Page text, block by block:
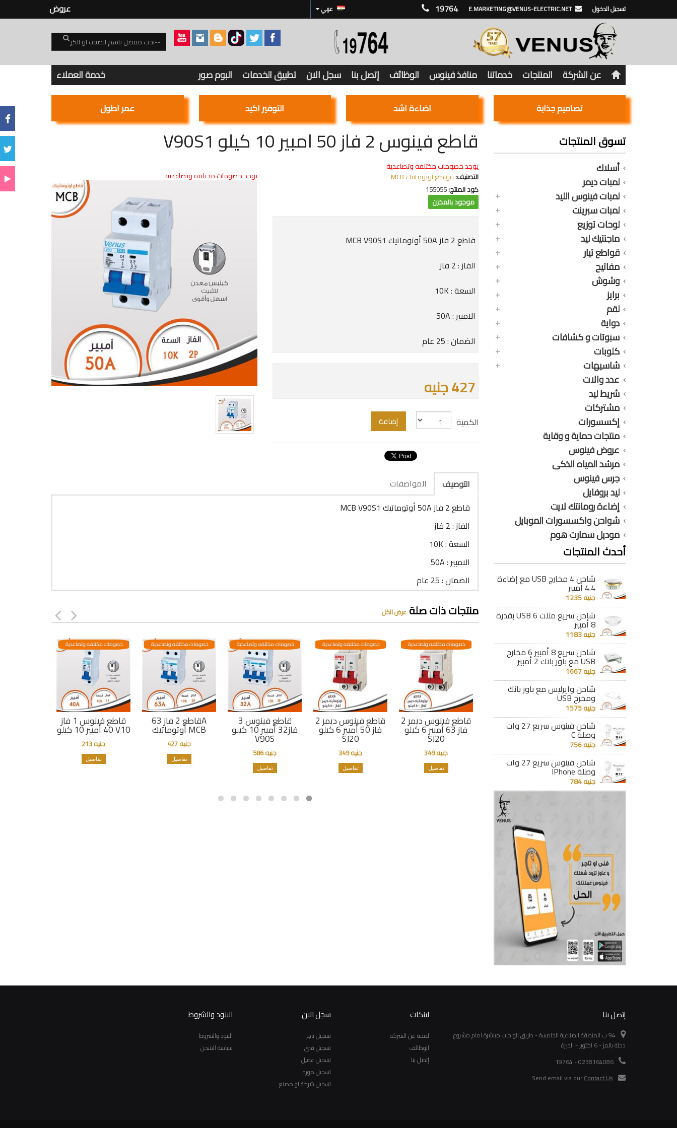
19764 E.MARKETING@VENUS-ELECTRIC.NET تسجيل الدخول عربي عروض
عن الشركة المنتجات خدماتنا منافذ فينوس الوظائف إتصل بنا سجل الان تطبيق الخدمات البوم صور خدمة العملاء
تصاميم جذابة اضاءة اشد التوفير اكيد عمر اطول
تسوق المنتجات
أسلاك
لمبات ديمر
لمبات فينوس الليد
لمبات سبرينت
لوحات توزيع
ماجنتيك ليد
قواطع تيار
مفاتيح
وشوش
برايز
لقم
دواية
سبوتات و كشافات
كلوبات
شاسيهات
عدد والات
شريط ليد
مشتركات
إكسسورات
منتجات حماية و وقاية
عروض فينوس
مرشد المياه الذكى
جرس فينوس
ليد بروفايل
إضاءة رومانتك لايت
شواحن واكسسورات الموبايل
موديل سمارت هوم
أحدث المنتجات
شاحن 4 مخارج USB مع إضاءة
4.4 أمبير
جنيه 1235
شاحن سريع مثلث 6 USB بقدرة
8 أمبير
جنيه 1183
شاحن سريع 8 أمبير 6 مخارج
USB مع باور بانك 2 أمبير
جنيه 1667
شاحن وايرليس مع باور بانك
ومخرج USB
جنيه 1575
شاحن فينوس سريع 27 وات
وصلة C
جنيه 756
شاحن فينوس سريع 27 وات
وصلة IPhone
جنيه 784
قاطع فينوس 2 فاز 50 امبير 10 كيلو V90S1
يوجد خصومات مختلفه وتصاعدية
التصنيف:قواطع أوتوماتيك MCB
كود المنتج:155055
موجود بالمخزن
قاطع 2 فاز 50A أوتوماتيك MCB V90S1
الفاز : 2 فاز
السعة : 10K
الامبير : 50A
الضمان : 25 عام
427 جنيه
الكمية إضافة
يوجد خصومات مختلفه وتصاعدية
التوصيف
المواصفات
قاطع 2 فاز 50A أوتوماتيك MCB V90S1
الفاز : 2 فاز
السعة : 10K
الامبير : 50A
الضمان : 25 عام
منتجات ذات صلةعرض الكل
قاطع فينوس 1 فاز
40 أمبير 10 كيلو V10
خصومات مختلفه وتصاعدية
جنيه 213
تفاصيل
قاطع 2 فاز 63A
أوتوماتيك MCB
خصومات مختلفه وتصاعدية
جنيه 427
تفاصيل
قاطع فينوس 3
فاز32 أمبير 10 كيلو
V90S
خصومات مختلفه وتصاعدية
جنيه 586
تفاصيل
قاطع فينوس ديمر 2
فاز 50 أمبير 6 كيلو
SJ20
خصومات مختلفه وتصاعدية
جنيه 349
تفاصيل
قاطع فينوس ديمر 2
فاز 63 أمبير 6 كيلو
SJ20
خصومات مختلفه وتصاعدية
جنيه 349
تفاصيل
فاز 40 أمبير 6 كيلو
خصومات مختلفه وتصاعدية
جنيه 167
تفاصيل
قاطع فينوس ديمر 1
فاز 63 أمبير 6 كيلو
SJ20
خصومات مختلفه وتصاعدية
جنيه 167
تفاصيل
إتصل بنا
94 ب المنطقة الصناعية الخامسة - طريق الواحات مباشرة امام مشروع
دجلة بالمز - 6 اكتوبر - الجيزة
0238164086 - 19764
Send email via ourContact Us
لينكات
لمحة عن الشركة
الوظائف
إتصل بنا
سجل الان
تسجيل تاجر
تسجيل فني
تسجيل عميل
تسجيل مورد
تسجيل شركة او مصنع
البنود والشروط
البنود والشروط
سياسة الشحن